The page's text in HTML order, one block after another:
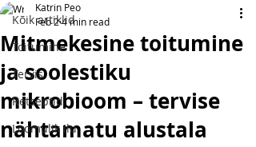
Kõik artiklid
Toitumine
Tervis
Retseptid
Loomulik ilu
Mitmekesine toitumine
ja soolestiku
mikrobioom – tervise
nähtamatu alustala
Katrin Peo
Feb 24 min read